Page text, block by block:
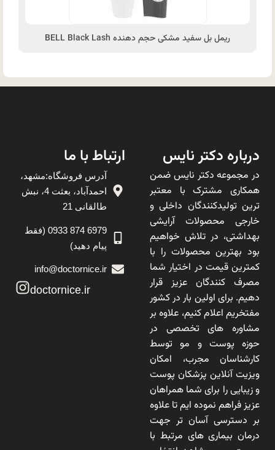
ریمل بل سفید مشکی حجم دهنده BELL Black Lash
درباره دکتر نایس
در مجموعه دکتر نایس ضمن
همکاری مشترک با معتبر
ترین تولیدکنندگان داخلی و
خارجی محصولات آرایشی
بهداشتی، در تلاش خواهیم
بود بهترین محصولات را با
کمترین قیمت در اختیار شما
مصرف کنندگان عزیز قرار
دهیم. برای اولین بار در کشور
مفتخریم اعلام کنیم، علاوه بر
مشاوره های تخصصی در
حوزه پوست و مو توسط
کارشناسان مجرب، امکان
ویزیت آنلاین پزشکان پوست
و زیبایی را برای شما همراهان
عزیز فراهم نموده ایم تا علاوه
بر دسترسی آسان تر جهت
درمان بیماری های مرتبط با
ارتباط با ما
آدرس فروشگاه:مشهد،
احمدآباد، بعثت 4، نبش
طالقانی 21
6979 874 0933 (فقط
پیام دهید)
info@doctornice.ir
doctornice.ir